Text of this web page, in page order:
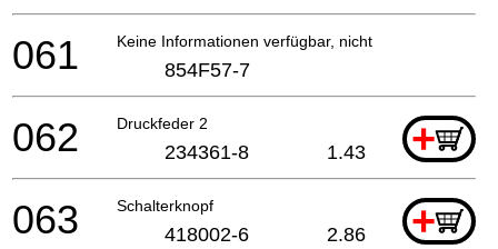
Keine Informationen verfügbar, nicht bestellbar
061 854F57-7
Druckfeder 2 +
062 234361-8 1.43
Schalterknopf +
063 418002-6 2.86